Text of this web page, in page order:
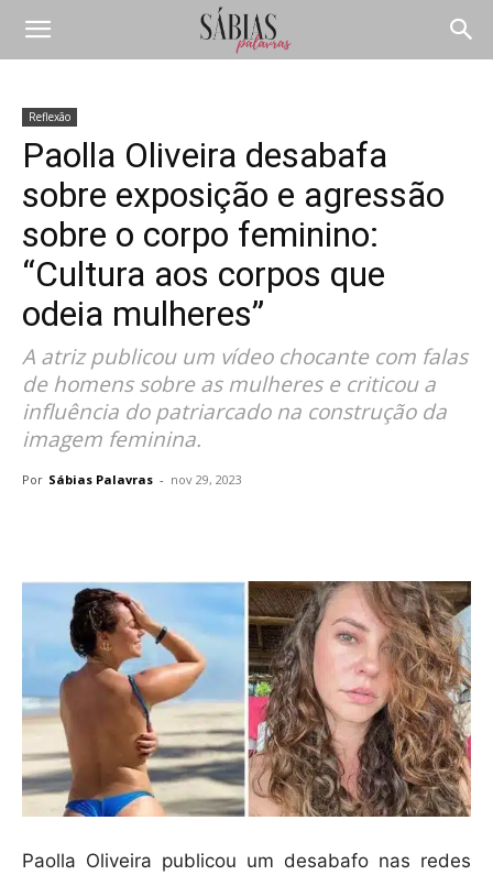
Reflexão
Paolla Oliveira desabafa
sobre exposição e agressão
sobre o corpo feminino:
“Cultura aos corpos que
odeia mulheres”
A atriz publicou um vídeo chocante com falas
de homens sobre as mulheres e criticou a
influência do patriarcado na construção da
imagem feminina.
Por Sábias Palavras - nov 29, 2023
Paolla Oliveira publicou um desabafo nas redes